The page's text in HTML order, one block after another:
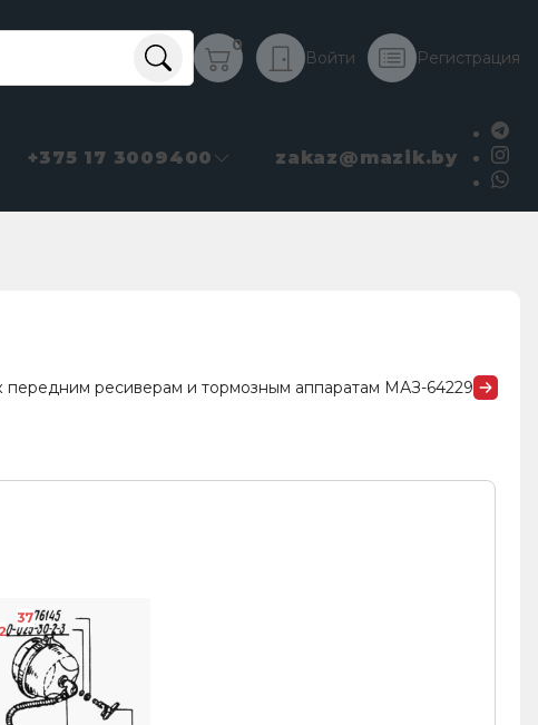
0
Войти Регистрация
+375 17 3009400 zakaz@mazik.by
ресиверам и тормозным аппаратам МАЗ-64229
376145
025-30-2-2